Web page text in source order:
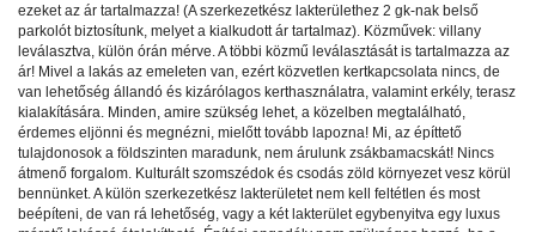
ezeket az ár tartalmazza! (A szerkezetkész lakterülethez 2 gk-nak belső
parkolót biztosítunk, melyet a kialkudott ár tartalmaz). Közművek: villany
leválasztva, külön órán mérve. A többi közmű leválasztását is tartalmazza az
ár! Mivel a lakás az emeleten van, ezért közvetlen kertkapcsolata nincs, de
van lehetőség állandó és kizárólagos kerthasználatra, valamint erkély, terasz
kialakítására. Minden, amire szükség lehet, a közelben megtalálható,
érdemes eljönni és megnézni, mielőtt tovább lapozna! Mi, az építtető
tulajdonosok a földszinten maradunk, nem árulunk zsákbamacskát! Nincs
átmenő forgalom. Kulturált szomszédok és csodás zöld környezet vesz körül
bennünket. A külön szerkezetkész lakterületet nem kell feltétlen és most
beépíteni, de van rá lehetőség, vagy a két lakterület egybenyitva egy luxus